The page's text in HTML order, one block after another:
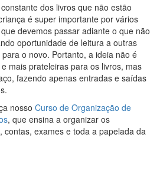
constante dos livros que não estão
é super importante por vários
devemos passar adiante o que não
oportunidade de leitura a outras
o novo. Portanto, a ideia não é
mais prateleiras para os livros, mas
fazendo apenas entradas e saídas
nosso Curso de Organização de
, que ensina a organizar os
contas, exames e toda a papelada da